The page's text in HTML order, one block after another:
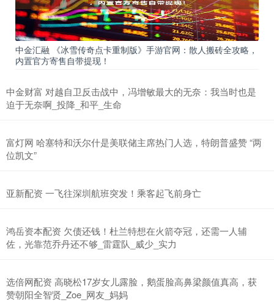
中金汇融 《冰雪传奇点卡重制版》手游官网：散人搬砖全攻略，
内置官方寄售自带提现！
中金财富 对越自卫反击战中，冯增敏最大的无奈：我当时也是
迫于无奈啊_投降_和平_生命
富灯网 哈塞特和沃尔什是美联储主席热门人选，特朗普盛赞 “两
位凯文”
亚新配资 一飞往深圳航班突发！乘客起飞前身亡
鸿岳资本配资 欠债还钱！杜兰特想在火箭夺冠，还需一人辅
佐，光靠范乔丹还不够_雷霆队_威少_实力
选倍网配资 高晓松17岁女儿露脸，鹅蛋脸高鼻梁颜值真高，获
赞朝阳全智贤_Zoe_网友_妈妈